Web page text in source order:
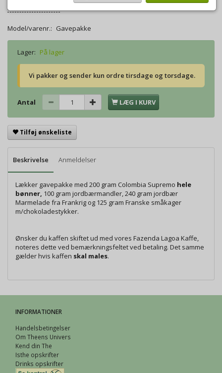
Mere information
Model/varenr.: Gavepakke
Lager: På lager
Vi pakker og sender kun ordre tirsdage og torsdage.
Antal LÆG I KURV
Tilføj ønskeliste
Beskrivelse Anmeldelser
Lækker gavepakke med 200 gram Colombia Supremo hele
bønner, 100 gram jordbærmandler, 240 gram jordbær
Marmelade fra Frankrig og 125 gram Franske småkager
m/chokoladestykker.
Ønsker du kaffen skiftet ud med vores Fazenda Lagoa Kaffe,
noteres dette ved bemærkningsfeltet ved betaling. Det samme
gælder hvis kaffen skal males.
INFORMATIONER
Handelsbetingelser
Om Theens Univers
Kend din The
Isthe opskrifter
Drinks opskrifter